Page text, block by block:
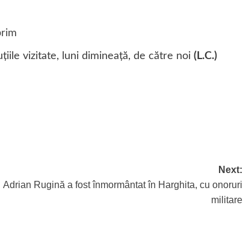
vizitate, luni dimineaţă, de către noi (L.C.)
Next:
Adrian Rugină a fost înmormântat în Harghita, cu onoruri
militare